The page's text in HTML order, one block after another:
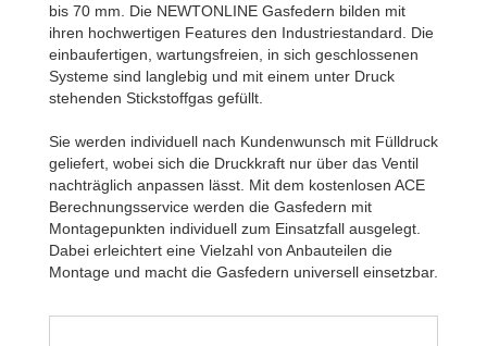
bis 70 mm. Die NEWTONLINE Gasfedern bilden mit
ihren hochwertigen Features den Industriestandard. Die
einbaufertigen, wartungsfreien, in sich geschlossenen
Systeme sind langlebig und mit einem unter Druck
stehenden Stickstoffgas gefüllt.
Sie werden individuell nach Kundenwunsch mit Fülldruck
geliefert, wobei sich die Druckkraft nur über das Ventil
nachträglich anpassen lässt. Mit dem kostenlosen ACE
Berechnungsservice werden die Gasfedern mit
Montagepunkten individuell zum Einsatzfall ausgelegt.
Dabei erleichtert eine Vielzahl von Anbauteilen die
Montage und macht die Gasfedern universell einsetzbar.